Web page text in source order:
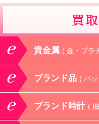
貴金属 ( 金・プラ
ブランド品 ( バ
ブランド時計 (